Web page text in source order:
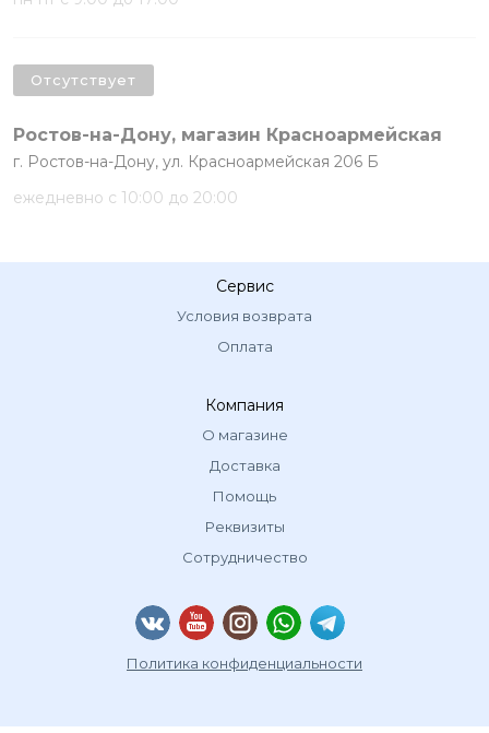
Ростов-на-Дону, магазин Красноармейская
г. Ростов-на-Дону, ул. Красноармейская 206 Б
ежедневно с 10:00 до 20:00
Отсутствует
Сервис
Условия возврата
Оплата
Компания
О магазине
Доставка
Помощь
Реквизиты
Сотрудничество
Политика конфиденциальности